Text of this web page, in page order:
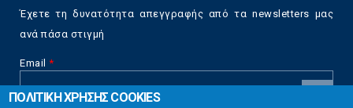
Έχετε τη δυνατότητα απεγγραφής από τα newsletters μας
ανά πάσα στιγμή
Email *
ΠΟΛΙΤΙΚΗ ΧΡΗΣΗΣ COOKIES